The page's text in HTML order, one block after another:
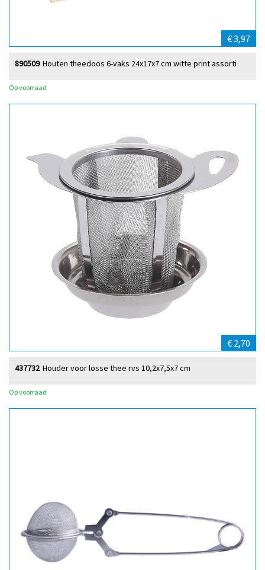
€ 3,97
Houten theedoos 6-vaks 24x17x7 cm witte print assorti
890509
Op voorraad
€ 2,70
Houder voor losse thee rvs 10,2x7,5x7 cm
437732
Op voorraad